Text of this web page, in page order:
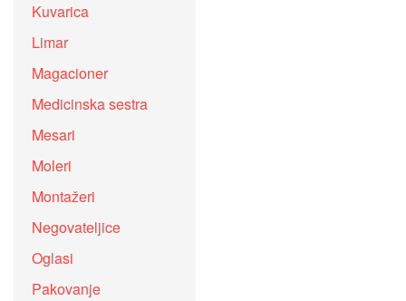
Kuvarica
Limar
Magacioner
Medicinska sestra
Mesari
Moleri
Montažeri
Negovateljice
Oglasi
Pakovanje